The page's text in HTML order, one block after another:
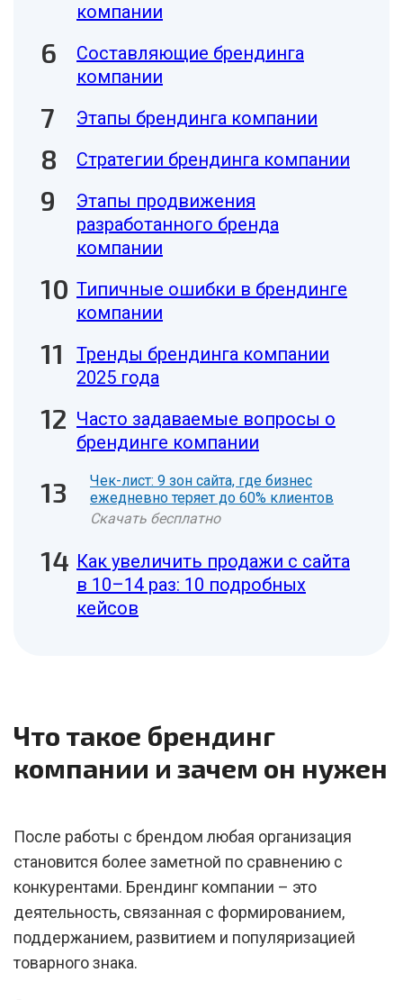
компании
Составляющие брендинга
компании
Этапы брендинга компании
Стратегии брендинга компании
Этапы продвижения
разработанного бренда
компании
Типичные ошибки в брендинге
компании
Тренды брендинга компании
2025 года
Часто задаваемые вопросы о
брендинге компании
Чек-лист: 9 зон сайта, где бизнес
ежедневно теряет до 60% клиентов
Скачать бесплатно
Как увеличить продажи с сайта
в 10–14 раз: 10 подробных
кейсов
Что такое брендинг
компании и зачем он нужен
После работы с брендом любая организация
становится более заметной по сравнению с
конкурентами. Брендинг компании – это
деятельность, связанная с формированием,
поддержанием, развитием и популяризацией
товарного знака.